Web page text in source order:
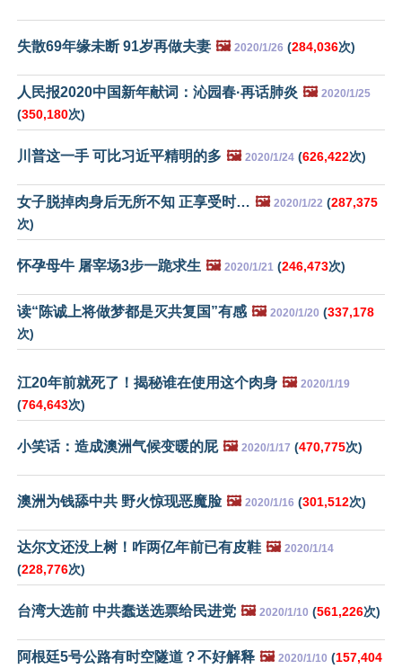
失散69年缘未断 91岁再做夫妻 🖼️ 2020/1/26 (284,036次)
人民报2020中国新年献词：沁园春·再话肺炎 🖼️ 2020/1/25
(350,180次)
川普这一手 可比习近平精明的多 🖼️ 2020/1/24 (626,422次)
女子脱掉肉身后无所不知 正享受时… 🖼️ 2020/1/22 (287,375
次)
怀孕母牛 屠宰场3步一跪求生 🖼️ 2020/1/21 (246,473次)
读“陈诚上将做梦都是灭共复国”有感 🖼️ 2020/1/20 (337,178
次)
江20年前就死了！揭秘谁在使用这个肉身 🖼️ 2020/1/19
(764,643次)
小笑话：造成澳洲气候变暖的屁 🖼️ 2020/1/17 (470,775次)
澳洲为钱舔中共 野火惊现恶魔脸 🖼️ 2020/1/16 (301,512次)
达尔文还没上树！咋两亿年前已有皮鞋 🖼️ 2020/1/14
(228,776次)
台湾大选前 中共蠢送选票给民进党 🖼️ 2020/1/10 (561,226次)
阿根廷5号公路有时空隧道？不好解释 🖼️ 2020/1/10 (157,404